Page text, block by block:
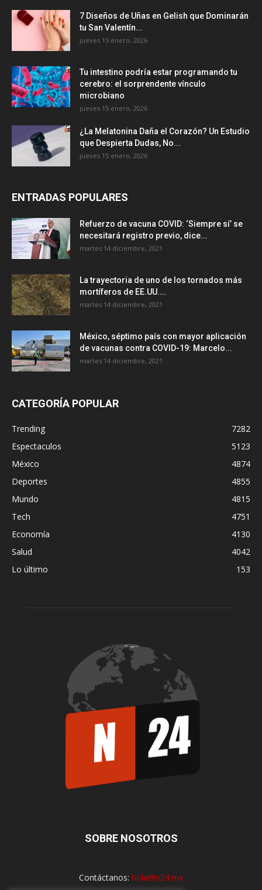
7 Diseños de Uñas en Gelish que Dominarán
tu San Valentín...
jueves 15 enero, 2026
Tu intestino podría estar programando tu
cerebro: el sorprendente vínculo
microbiano
jueves 15 enero, 2026
¿La Melatonina Daña el Corazón? Un Estudio
que Despierta Dudas, No...
jueves 15 enero, 2026
ENTRADAS POPULARES
Refuerzo de vacuna COVID: ‘Siempre sí’ se
necesitará registro previo, dice...
martes 14 diciembre, 2021
La trayectoria de uno de los tornados más
mortíferos de EE.UU....
martes 14 diciembre, 2021
México, séptimo país con mayor aplicación
de vacunas contra COVID-19: Marcelo...
martes 14 diciembre, 2021
CATEGORÍA POPULAR
Trending
7282
Espectaculos
5123
México
4874
Deportes
4855
Mundo
4815
Tech
4751
Economía
4130
Salud
4042
Lo último
153
SOBRE NOSOTROS
Contáctanos: hola@n24.mx